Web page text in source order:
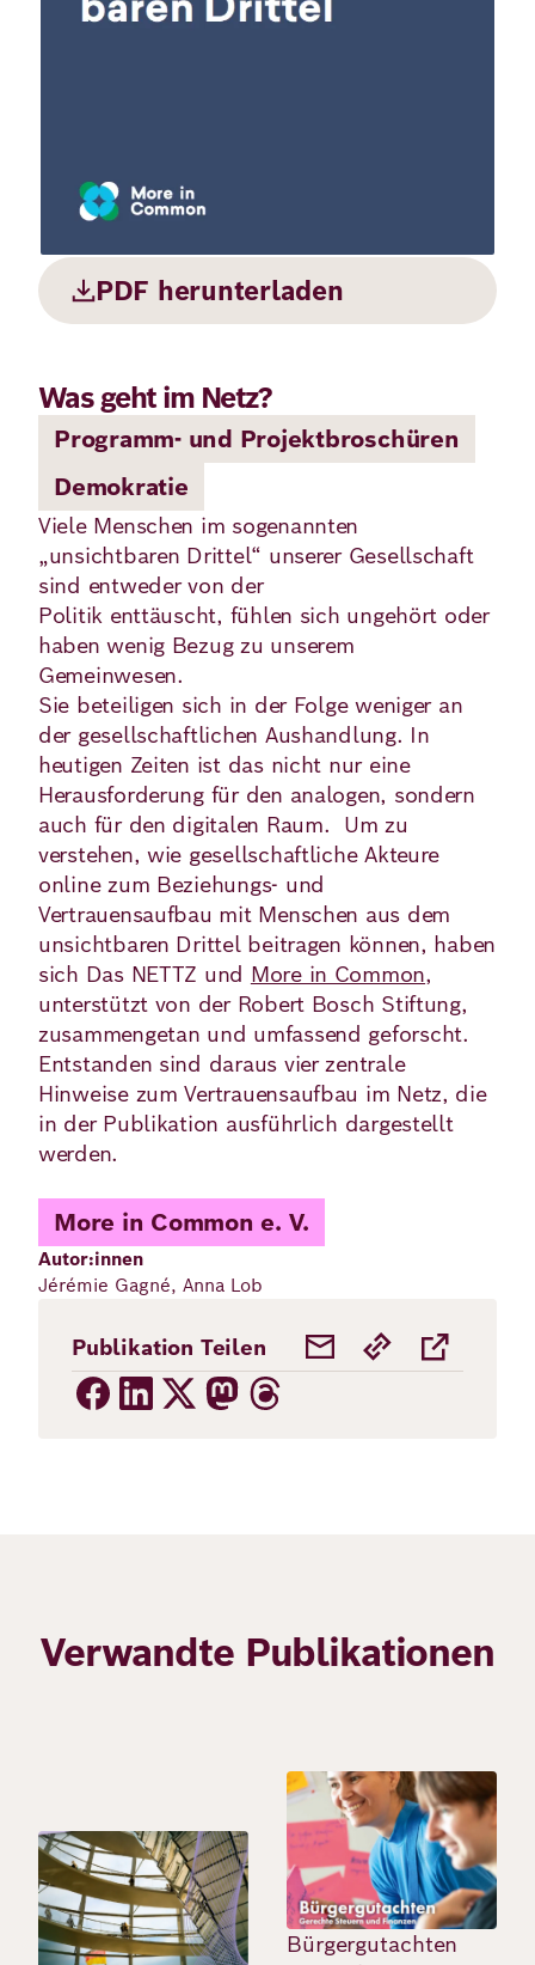
Publikationen
Veranstaltungen
Robert
Bosch
Academy
Deutsch Englisch
Jahresbericht
Demokratie
Ukraine
PDF herunterladen
Was geht im Netz?
Programm- und Projektbroschüren
Demokratie
Viele Menschen im sogenannten
„unsichtbaren Drittel“ unserer Gesellschaft
sind entweder von der
Politik enttäuscht, fühlen sich ungehört oder
haben wenig Bezug zu unserem
Gemeinwesen.
Sie beteiligen sich in der Folge weniger an
der gesellschaftlichen Aushandlung. In
heutigen Zeiten ist das nicht nur eine
Herausforderung für den analogen, sondern
auch für den digitalen Raum. Um zu
verstehen, wie gesellschaftliche Akteure
online zum Beziehungs- und
Vertrauensaufbau mit Menschen aus dem
unsichtbaren Drittel beitragen können, haben
sich Das NETTZ und More in Common,
unterstützt von der Robert Bosch Stiftung,
zusammengetan und umfassend geforscht.
Entstanden sind daraus vier zentrale
Hinweise zum Vertrauensaufbau im Netz, die
in der Publikation ausführlich dargestellt
werden.
More in Common e. V.
Autor:innen
Jérémie Gagné, Anna Lob
Publikation Teilen
Verwandte Publikationen
Bild
Bild
Bürgergutachten